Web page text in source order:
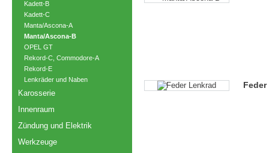
Kadett-B
Kadett-C
Manta/Ascona-A
Manta/Ascona-B
OPEL GT
Rekord-C, Commodore-A
Rekord-E
Lenkräder und Naben
Karosserie
Innenraum
Zündung und Elektrik
Werkzeuge